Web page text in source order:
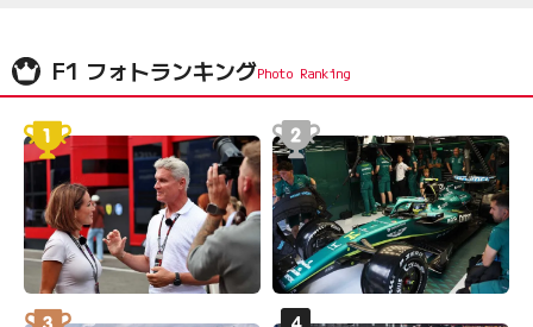
F1 フォトランキング